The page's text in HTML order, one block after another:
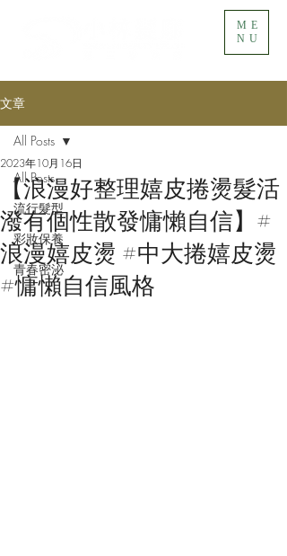
ME
NU
文章
All Posts
流行髮型
彩妝保養
青春密泌
All Posts
【浪漫好整理嬉皮捲燙髮活
潑有個性散發慵懶自信】#
浪漫嬉皮燙 #中大捲嬉皮燙
#慵懶自信風格
2023年10月16日